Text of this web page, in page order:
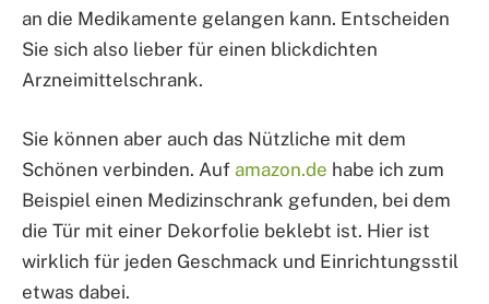
an die Medikamente gelangen kann. Entscheiden
Sie sich also lieber für einen blickdichten
Arzneimittelschrank.
Sie können aber auch das Nützliche mit dem
Schönen verbinden. Auf amazon.de habe ich zum
Beispiel einen Medizinschrank gefunden, bei dem
die Tür mit einer Dekorfolie beklebt ist. Hier ist
wirklich für jeden Geschmack und Einrichtungsstil
etwas dabei.